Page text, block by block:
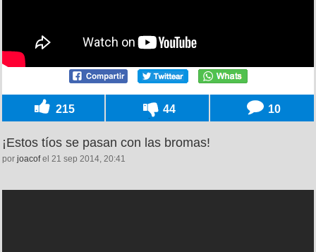
215 44 10
¡Estos tíos se pasan con las bromas!
por joacofel 21 sep 2014, 20:41